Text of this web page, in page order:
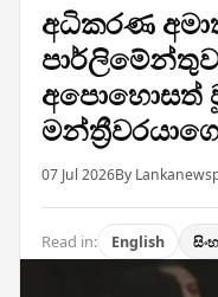
අධිකරණ
අපොහොසත්
07 Jul 2026By
Read in: English